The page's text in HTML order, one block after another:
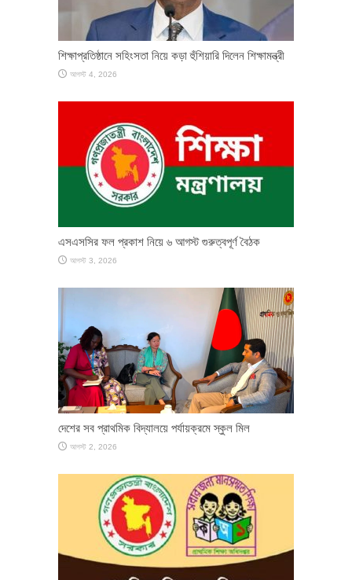
শিক্ষাপ্রতিষ্ঠানে সহিংসতা নিয়ে কড়া হুঁশিয়ারি দিলেন শিক্ষামন্ত্রী
আগস্ট 4, 2026
এসএসসির ফল প্রকাশ নিয়ে ৬ আগস্ট গুরুত্বপূর্ণ বৈঠক
আগস্ট 3, 2026
দেশের সব প্রাথমিক বিদ্যালয়ে পর্যায়ক্রমে স্কুল মিল
আগস্ট 2, 2026